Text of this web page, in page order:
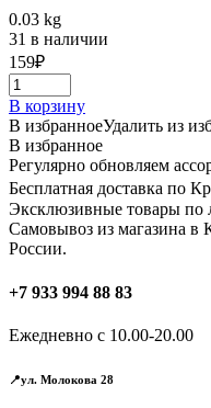
0.03 kg
31 в наличии
159₽
В корзину
В избранноеУдалить из
В избранное
Регулярно обновляем
Бесплатная доставка по
Эксклюзивные товары по
Самовывоз из магазина в
России.
+7 933 994 88 83
Ежедневно с 10.00-20.00
📍ул. Молокова 28